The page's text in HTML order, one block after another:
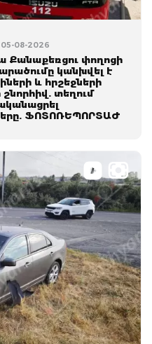
08-2026
Քանաքեռցու փողոցի
կանխվել է
և հրշեջների
տեղում
ՖՈՏՈՌԵՊՈՐՏԱԺ